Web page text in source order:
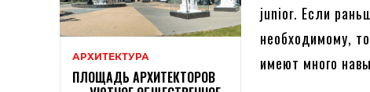
АРХИТЕКТУРА
ПЛОЩАДЬ АРХИТЕКТОРОВ
junior. Если
необходимому,
имеют много